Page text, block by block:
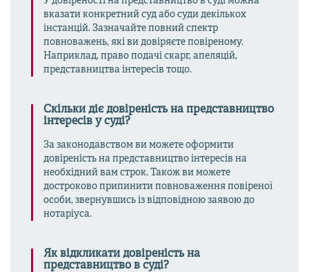
вказати конкретний суд або суди декількох
інстанцій. Зазначайте повний спектр
повноважень, які ви довіряєте повіреному.
Наприклад, право подачі скарг, апеляцій,
представництва інтересів тощо.
Скільки діє довіреність на представництво
інтересів у суді?
За законодавством ви можете оформити
довіреність на представництво інтересів на
необхідний вам строк. Також ви можете
достроково припинити повноваження повіреної
особи, звернувшись із відповідною заявою до
нотаріуса.
Як відкликати довіреність на
представництво в суді?